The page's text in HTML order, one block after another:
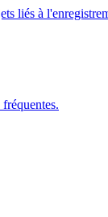
liés à